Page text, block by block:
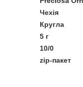
Чехія
Кругла
5 г
10/0
zip-пакет